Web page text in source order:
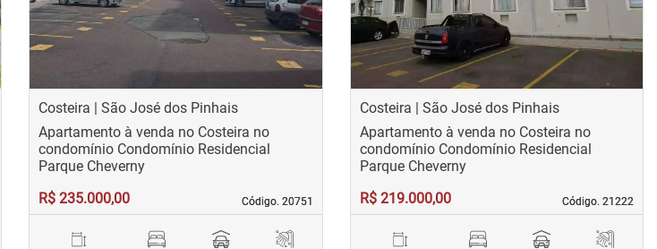
Costeira | São José dos Pinhais
Código. 20751
Código. 20751
Apartamento à venda no Costeira no
condomínio Condomínio Residencial
Parque Cheverny
R$ 235.000,00
Costeira | São José dos Pinhais
Código. 21222
Código. 21222
Apartamento à venda no Costeira no
condomínio Condomínio Residencial
Parque Cheverny
R$ 219.000,00